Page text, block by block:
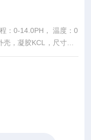
：0-14.0PH， 温度：0
，凝胶KCL，尺寸：1